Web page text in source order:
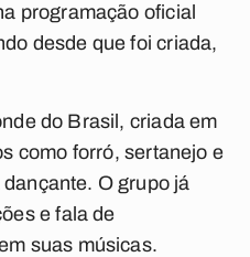
programação oficial
desde que foi criada,
do Brasil , criada em
como forró, sertanejo e
O grupo já
e fala de
suas músicas.